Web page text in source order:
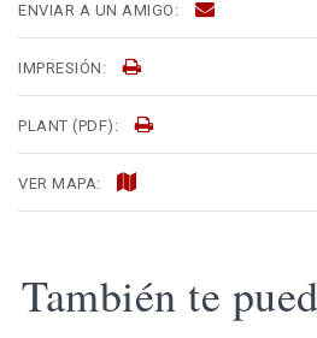
ENVIAR A UN AMIGO:
IMPRESIÓN:
PLANT (PDF):
VER MAPA:
También te